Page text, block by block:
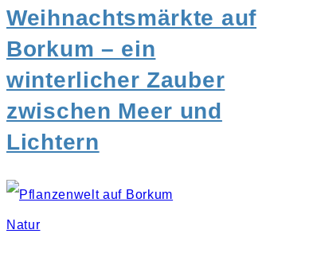
Weihnachtsmärkte auf
Borkum – ein
winterlicher Zauber
zwischen Meer und
Lichtern
Natur